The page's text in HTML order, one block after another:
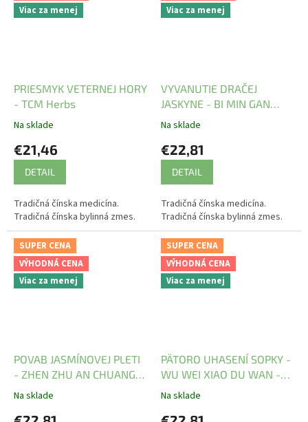
Viac za menej
PRIESMYK VETERNEJ HORY
- TCM Herbs
Na sklade
€21,46
DETAIL
Tradičná čínska medicína.
Tradičná čínska bylinná zmes.
Viac za menej
VYVANUTIE DRAČEJ
JASKYNE - BI MIN GAN
WAN - TCM Herbs
Na sklade
€22,81
DETAIL
Tradičná čínska medicína.
Tradičná čínska bylinná zmes.
SUPER CENA
VÝHODNÁ CENA
Viac za menej
POVAB JASMÍNOVEJ PLETI
- ZHEN ZHU AN CHUANG
WAN - TCM Herbs
Na sklade
SUPER CENA
VÝHODNÁ CENA
Viac za menej
PÄTORO UHASENÍ SOPKY -
WU WEI XIAO DU WAN -
TCM Herbs
Na sklade